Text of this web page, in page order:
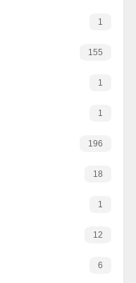
1
155
1
1
196
18
1
12
6